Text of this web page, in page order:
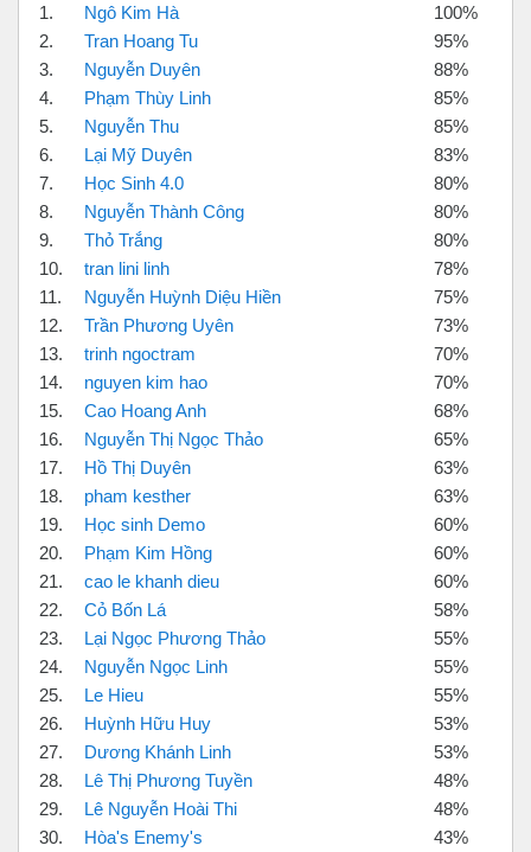
1. Ngô Kim Hà
100%
2.
Tran Hoang Tu
95%
3.
Nguyễn Duyên
88%
4.
Phạm Thùy Linh
85%
5.
Nguyễn Thu
85%
6.
Lại Mỹ Duyên
83%
7.
Học Sinh 4.0
80%
8.
Nguyễn Thành Công
80%
9.
Thỏ Trắng
80%
10.
tran lini linh
78%
11.
Nguyễn Huỳnh Diệu Hiền
75%
12.
Trần Phương Uyên
73%
13.
trinh ngoctram
70%
14.
nguyen kim hao
70%
15.
Cao Hoang Anh
68%
16.
Nguyễn Thị Ngọc Thảo
65%
17.
Hồ Thị Duyên
63%
18.
pham kesther
63%
19.
Học sinh Demo
60%
20.
Phạm Kim Hồng
60%
21.
cao le khanh dieu
60%
22.
Cỏ Bốn Lá
58%
23.
Lại Ngọc Phương Thảo
55%
24.
Nguyễn Ngọc Linh
55%
25.
Le Hieu
55%
26.
Huỳnh Hữu Huy
53%
27.
Dương Khánh Linh
53%
28.
Lê Thị Phương Tuyền
48%
29.
Lê Nguyễn Hoài Thi
48%
30.
Hòa's Enemy's 43%